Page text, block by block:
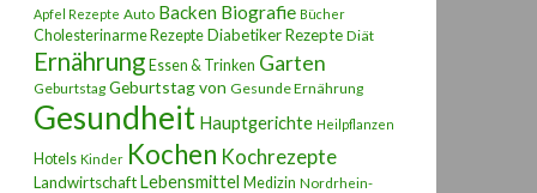
Apfel Rezepte Auto Backen Biografie Bücher
Cholesterinarme Rezepte Diabetiker Rezepte Diät
Ernährung Essen & Trinken Garten
Geburtstag Geburtstag von Gesunde Ernährung
Gesundheit Hauptgerichte Heilpflanzen
Hotels Kinder Kochen Kochrezepte
LandwirtschaftLebensmittel Medizin Nordrhein-